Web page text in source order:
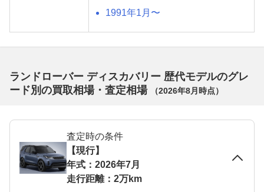
1991年1月〜
ランドローバー ディスカバリー 歴代モデルのグレ
ード別の買取相場・査定相場
（2026年8月 時点）
査定時の条件
【現行】
年式：2026年7月
走行距離：2万km